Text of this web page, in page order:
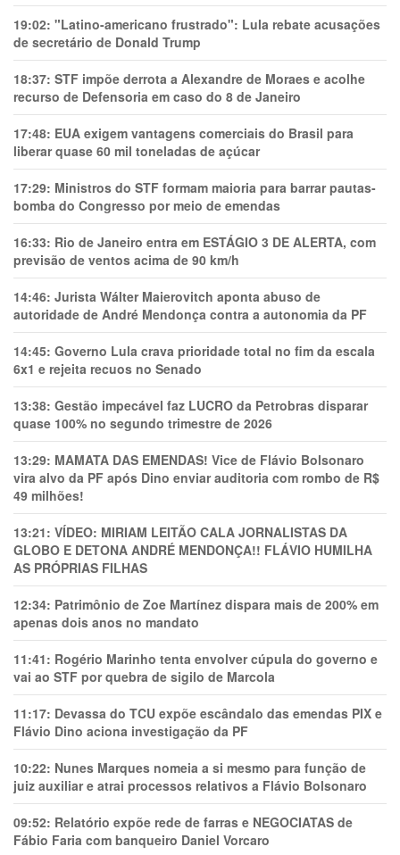
19:02: "Latino-americano frustrado": Lula rebate acusações
de secretário de Donald Trump
18:37: STF impõe derrota a Alexandre de Moraes e acolhe
recurso de Defensoria em caso do 8 de Janeiro
17:48: EUA exigem vantagens comerciais do Brasil para
liberar quase 60 mil toneladas de açúcar
17:29: Ministros do STF formam maioria para barrar pautas-
bomba do Congresso por meio de emendas
16:33: Rio de Janeiro entra em ESTÁGIO 3 DE ALERTA, com
previsão de ventos acima de 90 km/h
14:46: Jurista Wálter Maierovitch aponta abuso de
autoridade de André Mendonça contra a autonomia da PF
14:45: Governo Lula crava prioridade total no fim da escala
6x1 e rejeita recuos no Senado
13:38: Gestão impecável faz LUCRO da Petrobras disparar
quase 100% no segundo trimestre de 2026
13:29: MAMATA DAS EMENDAS! Vice de Flávio Bolsonaro
vira alvo da PF após Dino enviar auditoria com rombo de R$
49 milhões!
13:21: VÍDEO: MIRIAM LEITÃO CALA JORNALISTAS DA
GLOBO E DETONA ANDRÉ MENDONÇA!! FLÁVIO HUMILHA
AS PRÓPRIAS FILHAS
12:34: Patrimônio de Zoe Martínez dispara mais de 200% em
apenas dois anos no mandato
11:41: Rogério Marinho tenta envolver cúpula do governo e
vai ao STF por quebra de sigilo de Marcola
11:17: Devassa do TCU expõe escândalo das emendas PIX e
Flávio Dino aciona investigação da PF
10:22: Nunes Marques nomeia a si mesmo para função de
juiz auxiliar e atrai processos relativos a Flávio Bolsonaro
09:52: Relatório expõe rede de farras e NEGOCIATAS de
Fábio Faria com banqueiro Daniel Vorcaro